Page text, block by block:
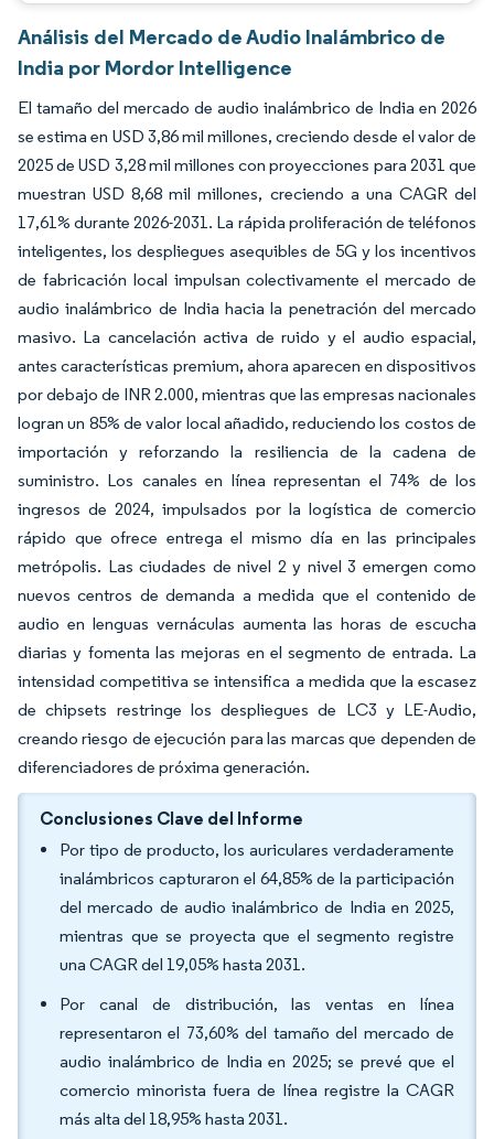
Análisis del Mercado de Audio Inalámbrico de
India por Mordor Intelligence
El tamaño del mercado de audio inalámbrico de India en 2026
se estima en USD 3,86 mil millones, creciendo desde el valor de
2025 de USD 3,28 mil millones con proyecciones para 2031 que
muestran USD 8,68 mil millones, creciendo a una CAGR del
17,61% durante 2026-2031. La rápida proliferación de teléfonos
inteligentes, los despliegues asequibles de 5G y los incentivos
de fabricación local impulsan colectivamente el mercado de
audio inalámbrico de India hacia la penetración del mercado
masivo. La cancelación activa de ruido y el audio espacial,
antes características premium, ahora aparecen en dispositivos
por debajo de INR 2.000, mientras que las empresas nacionales
logran un 85% de valor local añadido, reduciendo los costos de
importación y reforzando la resiliencia de la cadena de
suministro. Los canales en línea representan el 74% de los
ingresos de 2024, impulsados por la logística de comercio
rápido que ofrece entrega el mismo día en las principales
metrópolis. Las ciudades de nivel 2 y nivel 3 emergen como
nuevos centros de demanda a medida que el contenido de
audio en lenguas vernáculas aumenta las horas de escucha
diarias y fomenta las mejoras en el segmento de entrada. La
intensidad competitiva se intensifica a medida que la escasez
de chipsets restringe los despliegues de LC3 y LE-Audio,
creando riesgo de ejecución para las marcas que dependen de
diferenciadores de próxima generación.
Conclusiones Clave del Informe
Por tipo de producto, los auriculares verdaderamente
inalámbricos capturaron el 64,85% de la participación
del mercado de audio inalámbrico de India en 2025,
mientras que se proyecta que el segmento registre
una CAGR del 19,05% hasta 2031.
Por canal de distribución, las ventas en línea
representaron el 73,60% del tamaño del mercado de
audio inalámbrico de India en 2025; se prevé que el
comercio minorista fuera de línea registre la CAGR
más alta del 18,95% hasta 2031.